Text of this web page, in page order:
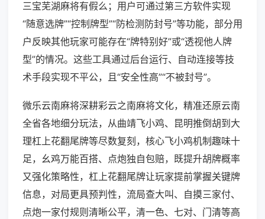
三宝芜湖麻将有假么；用户可通过第三方软件实现
“随意选牌”“控制牌型”“防检测防封号”等功能，部分用
户反映其他玩家可能存在“牌特别好”或“透视他人牌
型”的情况。这些工具通过后台运行、自动连接等技
术手段实现不平公，且“安全性高”“不被封号”。
微乐云南麻将深耕彩云之南麻将文化，精准还原云南
全省各地细分玩法，从曲靖飞小鸡、昆明推倒胡到大
理杠上花翻尾牌等尽数复刻，核心飞小鸡机制趣味十
足，幺鸡万能百搭、点炮独自包赔，既提升胡牌概率
又强化策略性，杠上花翻尾牌让玩家提前掌握关键牌
信息，对局更具预判性，流局查大叫、自摸三家付、
点炮一家付规则清晰公平，清一色、七对、门清等高